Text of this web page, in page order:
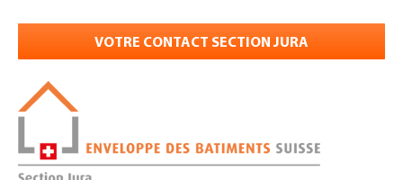
VOTRE CONTACT SECTION JURA